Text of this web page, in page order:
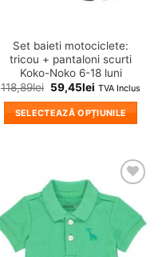
Set baieti motociclete:
tricou + pantaloni scurti
Koko-Noko 6-18 luni
118,89lei 59,45lei TVA Inclus
SELECTEAZĂ OPȚIUNILE
mai
multe
variații.
Opțiunile
❤
Adauga
wishlist!